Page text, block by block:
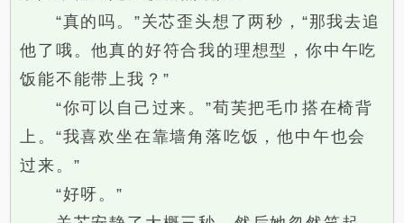
“真的吗。”关芯歪头想了两秒，“那我去追
他了哦。他真的好符合我的理想型，你中午吃
饭能不能带上我？”
“你可以自己过来。”荀芙把毛巾搭在椅背
上。“我喜欢坐在靠墙角落吃饭，他中午也会
过来。”
“好呀。”